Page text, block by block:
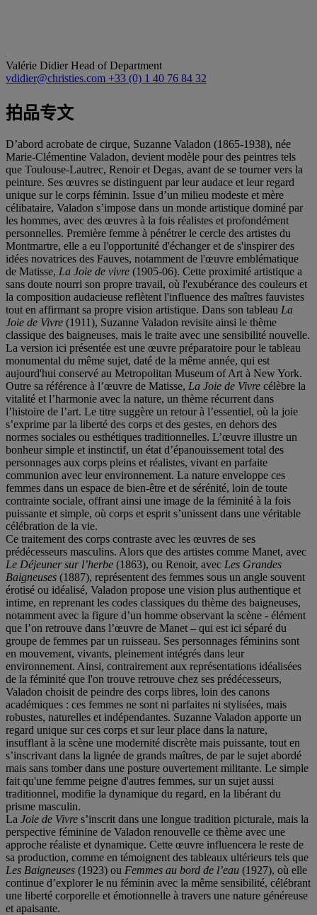
Valérie DidierHead of Department
vdidier@christies.com +33 (0) 1 40 76 84 32
拍品专文
D’abord acrobate de cirque, Suzanne Valadon (1865-1938), née
Marie-Clémentine Valadon, devient modèle pour des peintres tels
que Toulouse-Lautrec, Renoir et Degas, avant de se tourner vers la
peinture. Ses œuvres se distinguent par leur audace et leur regard
unique sur le corps féminin. Issue d’un milieu modeste et mère
célibataire, Valadon s’impose dans un monde artistique dominé par
les hommes, avec des œuvres à la fois réalistes et profondément
personnelles. Première femme à pénétrer le cercle des artistes du
Montmartre, elle a eu l'opportunité d'échanger et de s'inspirer des
idées novatrices des Fauves, notamment de l'œuvre emblématique
de Matisse, La Joie de vivre (1905-06). Cette proximité artistique a
sans doute nourri son propre travail, où l'exubérance des couleurs et
la composition audacieuse reflètent l'influence des maîtres fauvistes
tout en affirmant sa propre vision artistique. Dans son tableau La
Joie de Vivre (1911), Suzanne Valadon revisite ainsi le thème
classique des baigneuses, mais le traite avec une sensibilité nouvelle.
La version ici présentée est une œuvre préparatoire pour le tableau
monumental du même sujet, daté de la même année, qui est
aujourd'hui conservé au Metropolitan Museum of Art à New York.
Outre sa référence à l’œuvre de Matisse, La Joie de Vivre célèbre la
vitalité et l’harmonie avec la nature, un thème récurrent dans
l’histoire de l’art. Le titre suggère un retour à l’essentiel, où la joie
s’exprime par la liberté des corps et des gestes, en dehors des
normes sociales ou esthétiques traditionnelles. L’œuvre illustre un
bonheur simple et instinctif, un état d’épanouissement total des
personnages aux corps pleins et réalistes, vivant en parfaite
communion avec leur environnement. La nature enveloppe ces
femmes dans un espace de bien-être et de sérénité, loin de toute
contrainte sociale, offrant ainsi une image de la féminité à la fois
puissante et simple, où corps et esprit s’unissent dans une véritable
célébration de la vie.
Ce traitement des corps contraste avec les œuvres de ses
prédécesseurs masculins. Alors que des artistes comme Manet, avec
Le Déjeuner sur l’herbe (1863), ou Renoir, avec Les Grandes
Baigneuses (1887), représentent des femmes sous un angle souvent
érotisé ou idéalisé, Valadon propose une vision plus authentique et
intime, en reprenant les codes classiques du thème des baigneuses,
notamment avec la figure d’un homme observant la scène - élément
que l’on retrouve dans l’œuvre de Manet – qui est ici séparé du
groupe de femmes par un ruisseau. Ses personnages féminins sont
en mouvement, vivants, pleinement intégrés dans leur
environnement. Ainsi, contrairement aux représentations idéalisées
de la féminité que l'on trouve retrouve chez ses prédécesseurs,
Valadon choisit de peindre des corps libres, loin des canons
académiques : ces femmes ne sont ni parfaites ni stylisées, mais
robustes, naturelles et indépendantes. Suzanne Valadon apporte un
regard unique sur ces corps et sur leur place dans la nature,
insufflant à la scène une modernité discrète mais puissante, tout en
s’inscrivant dans la lignée de grands maîtres, de par le sujet abordé
mais sans tomber dans une posture ouvertement militante. Le simple
fait qu'une femme peigne d'autres femmes, sur un sujet aussi
traditionnel, modifie la dynamique du regard, en la libérant du
prisme masculin.
La Joie de Vivre s’inscrit dans une longue tradition picturale, mais la
perspective féminine de Valadon renouvelle ce thème avec une
approche réaliste et dynamique. Cette œuvre influencera le reste de
sa production, comme en témoignent des tableaux ultérieurs tels que
Les Baigneuses (1923) ou Femmes au bord de l’eau (1927), où elle
continue d’explorer le nu féminin avec la même sensibilité, célébrant
une liberté corporelle et émotionnelle à travers une nature généreuse
et apaisante.